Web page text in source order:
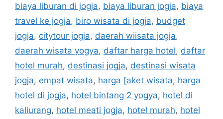
biaya liburan di jogja, biaya liburan jogja, biaya
travel ke jogja, biro wisata di jogja, budget
jogja, citytour jogja, daerah wiisata jogja,
daerah wisata yogya, daftar harga hotel, daftar
hotel murah, destinasi jogja, destinasi wisata
jogja, empat wisata, harga [aket wisata, harga
hotel di jogja, hotel bintang 2 yogya, hotel di
kaliurang, hotel meati jogja, hotel murah, hotel